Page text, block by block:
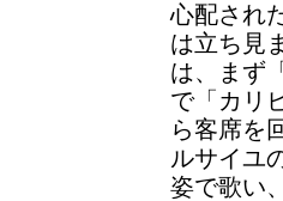
心配され
は立ち見
は、まず
で「カリ
ら客席を
ルサイユ
姿で歌い